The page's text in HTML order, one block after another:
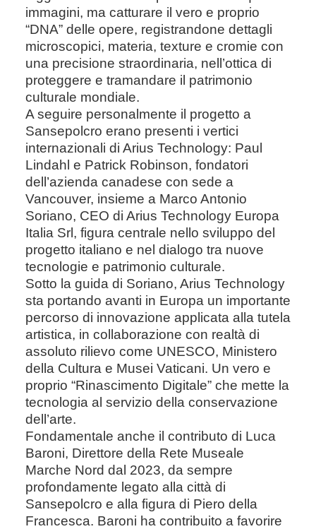
immagini, ma catturare il vero e proprio
“DNA” delle opere, registrandone dettagli
microscopici, materia, texture e cromie con
una precisione straordinaria, nell’ottica di
proteggere e tramandare il patrimonio
culturale mondiale.
A seguire personalmente il progetto a
Sansepolcro erano presenti i vertici
internazionali di Arius Technology: Paul
Lindahl e Patrick Robinson, fondatori
dell’azienda canadese con sede a
Vancouver, insieme a Marco Antonio
Soriano, CEO di Arius Technology Europa
Italia Srl, figura centrale nello sviluppo del
progetto italiano e nel dialogo tra nuove
tecnologie e patrimonio culturale.
Sotto la guida di Soriano, Arius Technology
sta portando avanti in Europa un importante
percorso di innovazione applicata alla tutela
artistica, in collaborazione con realtà di
assoluto rilievo come UNESCO, Ministero
della Cultura e Musei Vaticani. Un vero e
proprio “Rinascimento Digitale” che mette la
tecnologia al servizio della conservazione
dell’arte.
Fondamentale anche il contributo di Luca
Baroni, Direttore della Rete Museale
Marche Nord dal 2023, da sempre
profondamente legato alla città di
Sansepolcro e alla figura di Piero della
Francesca. Baroni ha contribuito a favorire